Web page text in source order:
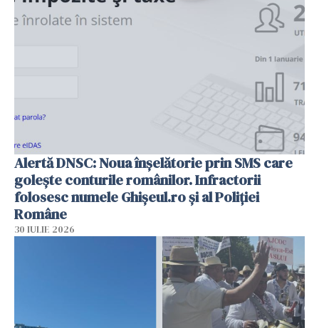
Alertă DNSC: Noua înșelătorie prin SMS care
golește conturile românilor. Infractorii
folosesc numele Ghișeul.ro și al Poliției
Române
30 IULIE 2026